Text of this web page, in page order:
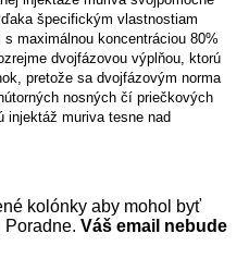
špecifickým vlastnostiam
maximálnou koncentráciou 80%
dvojfázovou výplňou, ktorú
pretože sa dvojfázovým norma
nosných čí priečkových
injektáž muriva tesne nad
kolónky aby mohol byť
Poradne. Váš email nebude